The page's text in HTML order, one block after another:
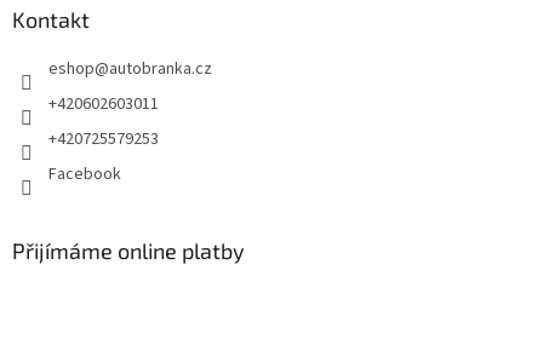
Kontakt
eshop@autobranka.cz
+420602603011
+420725579253
Facebook
Přijímáme online platby